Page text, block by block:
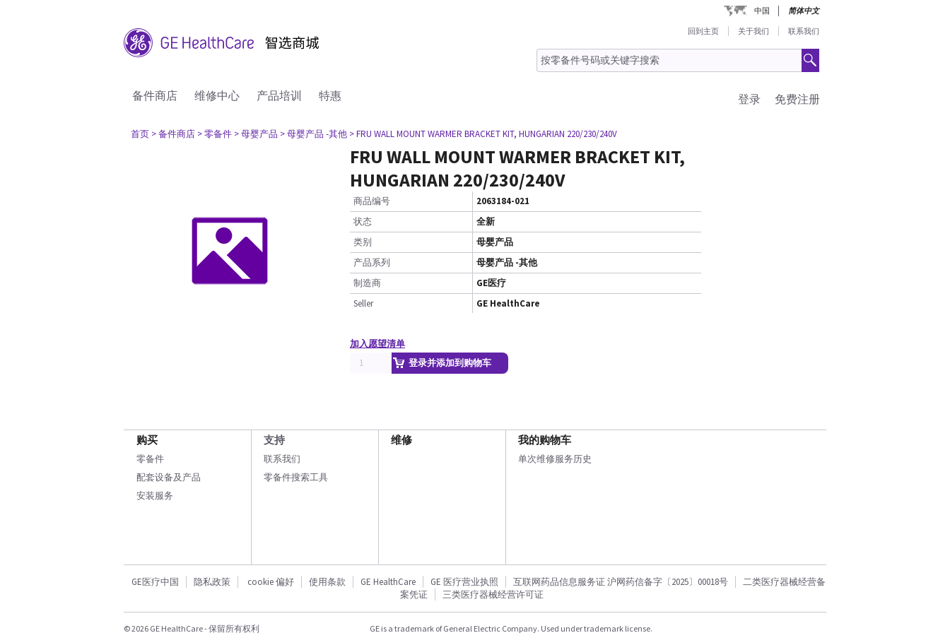
中国 简体中文
回到主页 关于我们 联系我们
备件商店 维修中心 产品培训 特惠 免费注册
登录
首页 > 备件商店 > 零备件 > 母婴产品 > 母婴产品 -其他 > FRU WALL MOUNT WARMER BRACKET KIT, HUNGARIAN 220/230/240V
FRU WALL MOUNT WARMER BRACKET KIT,
HUNGARIAN 220/230/240V
商品编号
2063184-021
状态
全新
类别
母婴产品
产品系列
母婴产品 -其他
制造商
GE医疗
Seller
GE HealthCare
加入愿望清单
登录并添加到购物车
购买
零备件
配套设备及产品
安装服务
支持
联系我们
零备件搜索工具
维修 我的购物车
单次维修服务历史
GE医疗中国 隐私政策 cookie 偏好 使用条款 GE HealthCare GE 医疗营业执照 互联网药品信息服务证 沪网药信备字〔2025〕00018号
二类医疗器械经营备
案凭证
三类医疗器械经营许可证
© 2026 GE HealthCare - 保留所有权利 GE is a trademark of General Electric Company. Used under trademark license.